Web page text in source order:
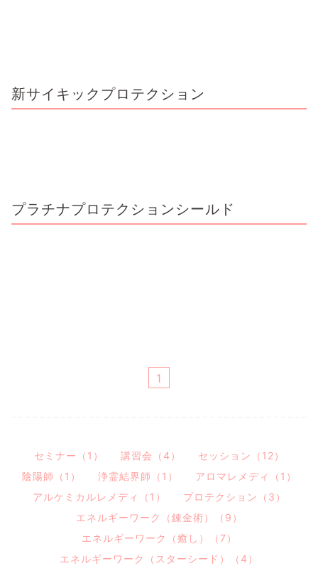
新サイキックプロテクション
プラチナプロテクションシールド
1
セミナー（1） 講習会（4）
セッション（12）
陰陽師（1）
浄霊結界師（1）
アロマレメディ（1）
アルケミカルレメディ（1）
プロテクション（3）
エネルギーワーク（錬金術）（9）
エネルギーワーク（癒し）（7）
エネルギーワーク（スターシード）（4）